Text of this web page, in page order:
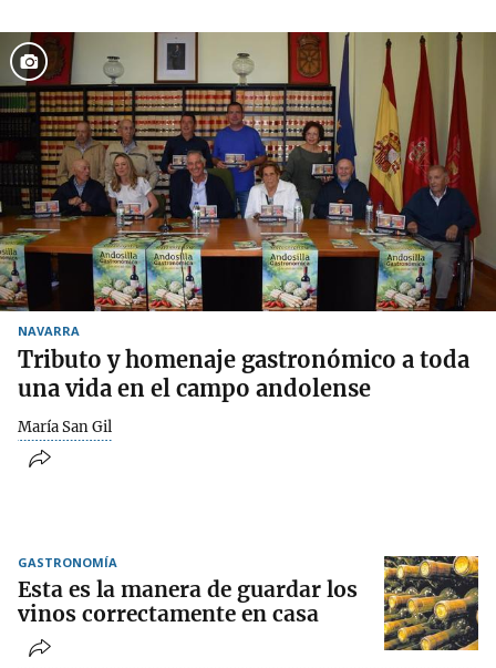
NAVARRA
Tributo y homenaje gastronómico a toda
una vida en el campo andolense
María San Gil
GASTRONOMÍA
Esta es la manera de guardar los
vinos correctamente en casa